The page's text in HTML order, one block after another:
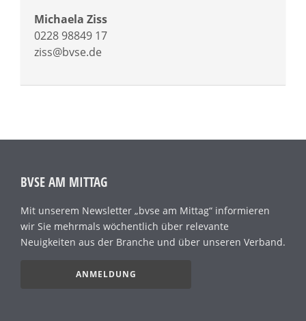
Michaela Ziss
0228 98849 17
ziss@bvse.de
BVSE AM MITTAG
Mit unserem Newsletter „bvse am Mittag“ informieren
wir Sie mehrmals wöchentlich über relevante
Neuigkeiten aus der Branche und über unseren Verband.
ANMELDUNG